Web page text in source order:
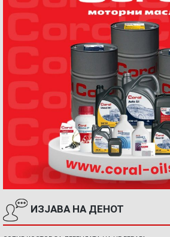
ИЗЈАВА НА ДЕНОТ